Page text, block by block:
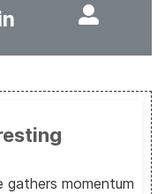
gathers momentum